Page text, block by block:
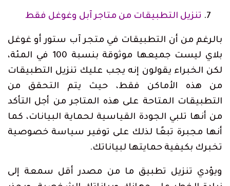
تنزيل التطبيقات من متاجر آبل وغوغل فقط
بالرغم من أن التطبيقات في متجر آب ستور أو غوغل
بلاي ليست جميعها موثوقة بنسبة 100 في المئة،
لكن الخبراء يقولون إنه يجب عليك تنزيل التطبيقات
من هذه الأماكن فقط، حيث يتم التحقق من
التطبيقات المتاحة على هذه المتاجر من أجل التأكد
من أنها تلبي الجودة القياسية لحماية البيانات، كما
أنها مجبرة تبعًا لذلك على توفير سياسة خصوصية
تخبرك بكيفية حمايتها لبياناتك.
ويؤدي تنزيل تطبيق ما من مصدر أقل سمعة إلى